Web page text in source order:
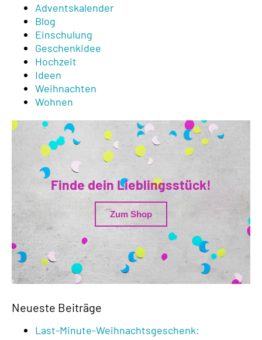
Adventskalender
Blog
Einschulung
Geschenkidee
Hochzeit
Ideen
Weihnachten
Wohnen
Finde dein Lieblingsstück!
Zum Shop
Neueste Beiträge
Last-Minute-Weihnachtsgeschenk: